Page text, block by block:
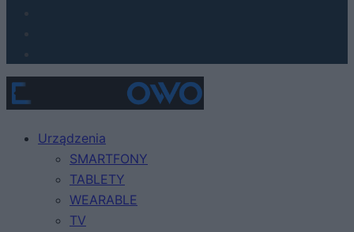
Urządzenia
SMARTFONY
TABLETY
WEARABLE
TV